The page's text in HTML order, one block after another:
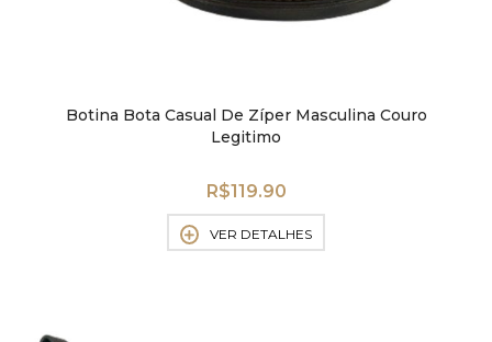
Botina Bota Casual De Zíper Masculina Couro
Legitimo
R$119.90
VER DETALHES